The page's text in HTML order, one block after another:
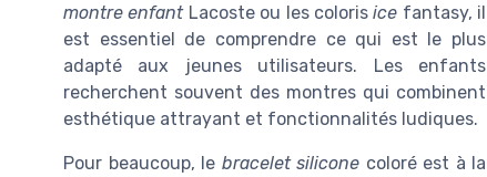
montre enfantLacoste ou les colorisice fantasy, il
est essentiel de comprendre ce qui est le plus
adapté aux jeunes utilisateurs. Les enfants
recherchent souvent des montres qui combinent
esthétique attrayant et fonctionnalités ludiques.
Pour beaucoup, le bracelet silicone coloré est à la